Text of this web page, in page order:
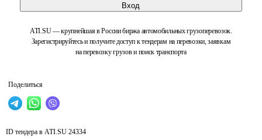
Вход
ATI.SU — крупнейшая в России биржа автомобильных грузоперевозок.
Зарегистрируйтесь и получите доступ к тендерам на перевозки, заявкам
на перевозку грузов и поиск транспорта
Поделиться
ID тендера в ATI.SU 24334